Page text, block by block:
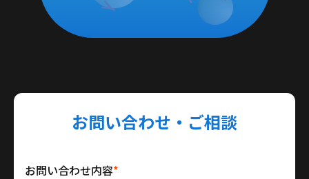
お問い合わせ・ご相談
お問い合わせ内容*